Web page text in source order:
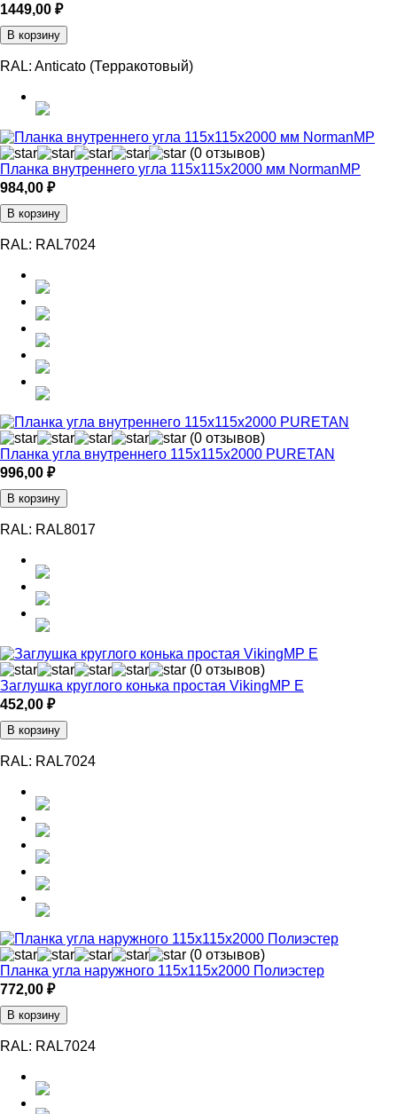
1449,00 ₽
В корзину
RAL: Anticato (Терракотовый)
(0 отзывов)
Планка внутреннего угла 115х115х2000 мм NormanMP
984,00 ₽
В корзину
RAL: RAL7024
(0 отзывов)
Планка угла внутреннего 115х115х2000 PURETAN
996,00 ₽
В корзину
RAL: RAL8017
(0 отзывов)
Заглушка круглого конька простая VikingMP E
452,00 ₽
В корзину
RAL: RAL7024
(0 отзывов)
Планка угла наружного 115х115х2000 Полиэстер
772,00 ₽
В корзину
RAL: RAL7024